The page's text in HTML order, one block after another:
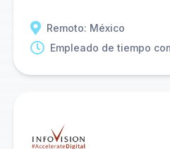
Remoto: México
Empleado de tiempo